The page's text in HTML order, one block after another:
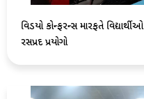
વિડિયો કોન્ફરન્સ મારફતે
રસપ્રદ પ્રયોગો